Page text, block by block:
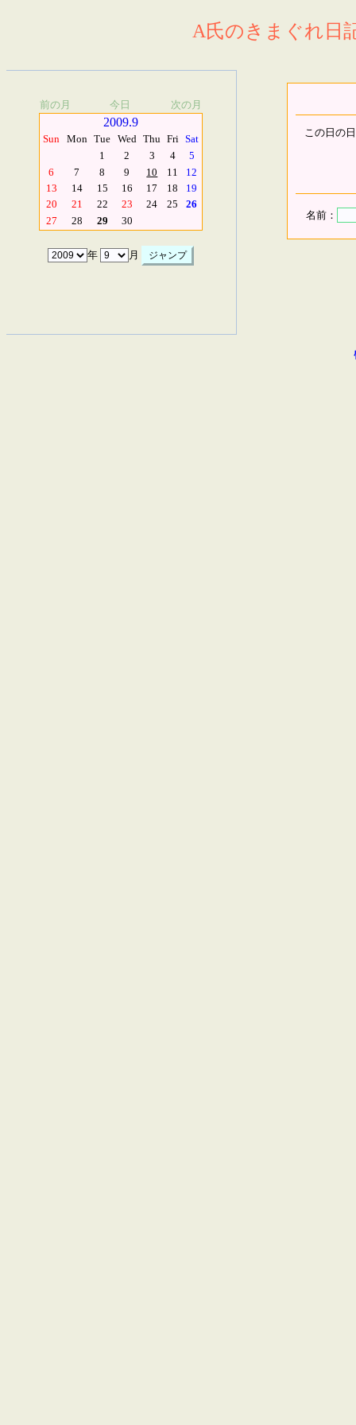
A氏のきまぐれ日
前の月 今日 次の月
2009.9
Sun Mon Tue Wed Thu Fri Sat
1
2 3 4
5
6
7 8 9 10 11
12
13
14 15 16 17 18
19
20
21 22 23 24 25
26
27
28 29 30
年 月
この日の
名前：